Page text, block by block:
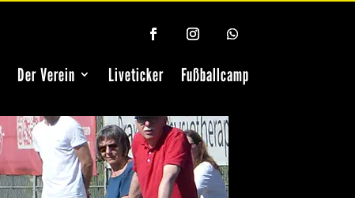
Der Verein Liveticker Fußballcamp